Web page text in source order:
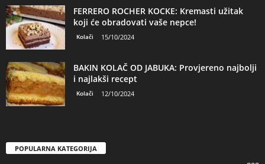
FERRERO ROCHER KOCKE: Kremasti užitak
koji će obradovati vaše nepce!
Kolači 15/10/2024
BAKIN KOLAČ OD JABUKA: Provjereno najbolji
i najlakši recept
Kolači 12/10/2024
POPULARNA KATEGORIJA